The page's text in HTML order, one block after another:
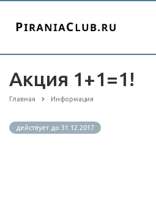
Акция 1+1=1!
Главная Информация
действует до 31.12.2017